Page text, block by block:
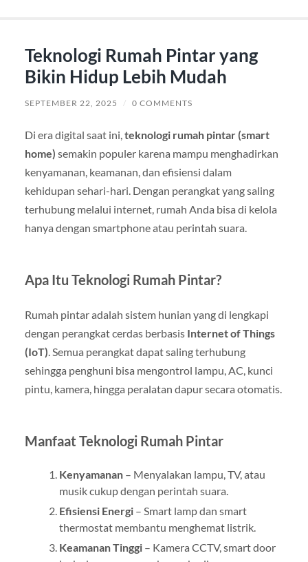
Teknologi Rumah Pintar yang
Bikin Hidup Lebih Mudah
SEPTEMBER 22, 2025 / 0 COMMENTS
Di era digital saat ini, teknologi rumah pintar (smart
home) semakin populer karena mampu menghadirkan
kenyamanan, keamanan, dan efisiensi dalam
kehidupan sehari-hari. Dengan perangkat yang saling
terhubung melalui internet, rumah Anda bisa di kelola
hanya dengan smartphone atau perintah suara.
Apa Itu Teknologi Rumah Pintar?
Rumah pintar adalah sistem hunian yang di lengkapi
dengan perangkat cerdas berbasis Internet of Things
(IoT) . Semua perangkat dapat saling terhubung
sehingga penghuni bisa mengontrol lampu, AC, kunci
pintu, kamera, hingga peralatan dapur secara otomatis.
Manfaat Teknologi Rumah Pintar
Kenyamanan– Menyalakan lampu, TV, atau
musik cukup dengan perintah suara.
Efisiensi Energi– Smart lamp dan smart
thermostat membantu menghemat listrik.
Keamanan Tinggi– Kamera CCTV, smart door